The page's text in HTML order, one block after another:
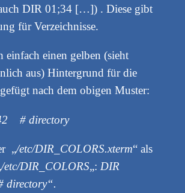
DIR 01;34 […]) . Diese gibt
für Verzeichnisse.
einfach einen gelben (sieht
aus) Hintergrund für die
nach dem obigen Muster:
# directory
„/etc/DIR_COLORS.xterm“ als
/etc/DIR_COLORS„: DIR